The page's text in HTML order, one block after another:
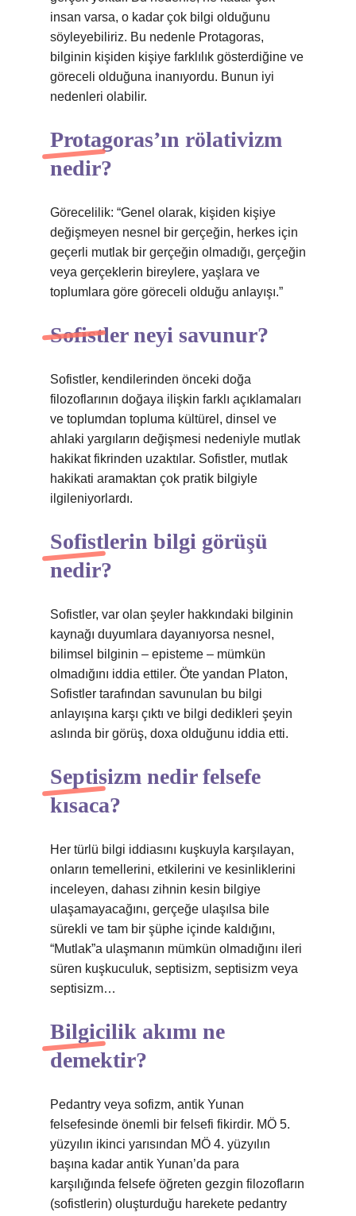
insan varsa, o kadar çok bilgi olduğunu
söyleyebiliriz. Bu nedenle Protagoras,
bilginin kişiden kişiye farklılık gösterdiğine ve
göreceli olduğuna inanıyordu. Bunun iyi
nedenleri olabilir.
Protagoras’ın rölativizm
nedir?
Görecelilik: “Genel olarak, kişiden kişiye
değişmeyen nesnel bir gerçeğin, herkes için
geçerli mutlak bir gerçeğin olmadığı, gerçeğin
veya gerçeklerin bireylere, yaşlara ve
toplumlara göre göreceli olduğu anlayışı.”
Sofistler neyi savunur?
Sofistler, kendilerinden önceki doğa
filozoflarının doğaya ilişkin farklı açıklamaları
ve toplumdan topluma kültürel, dinsel ve
ahlaki yargıların değişmesi nedeniyle mutlak
hakikat fikrinden uzaktılar. Sofistler, mutlak
hakikati aramaktan çok pratik bilgiyle
ilgileniyorlardı.
Sofistlerin bilgi görüşü
nedir?
Sofistler, var olan şeyler hakkındaki bilginin
kaynağı duyumlara dayanıyorsa nesnel,
bilimsel bilginin – episteme – mümkün
olmadığını iddia ettiler. Öte yandan Platon,
Sofistler tarafından savunulan bu bilgi
anlayışına karşı çıktı ve bilgi dedikleri şeyin
aslında bir görüş, doxa olduğunu iddia etti.
Septisizm nedir felsefe
kısaca?
Her türlü bilgi iddiasını kuşkuyla karşılayan,
onların temellerini, etkilerini ve kesinliklerini
inceleyen, dahası zihnin kesin bilgiye
ulaşamayacağını, gerçeğe ulaşılsa bile
sürekli ve tam bir şüphe içinde kaldığını,
“Mutlak”a ulaşmanın mümkün olmadığını ileri
süren kuşkuculuk, septisizm, septisizm veya
septisizm…
Bilgicilik akımı ne
demektir?
Pedantry veya sofizm, antik Yunan
felsefesinde önemli bir felsefi fikirdir. MÖ 5.
yüzyılın ikinci yarısından MÖ 4. yüzyılın
başına kadar antik Yunan’da para
karşılığında felsefe öğreten gezgin filozofların
(sofistlerin) oluşturduğu harekete pedantry